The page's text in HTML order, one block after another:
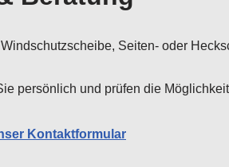
Seiten- oder
persönlich und prüfen die
Kontaktformular